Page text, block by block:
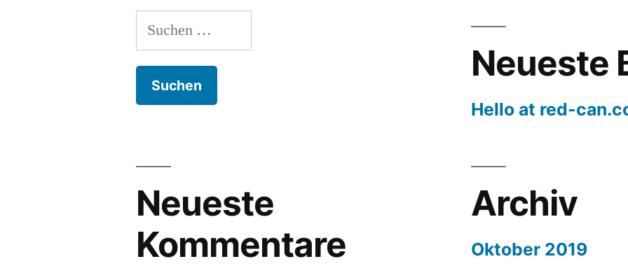
Suchen
nach:
Neueste
Hello at red-
Neueste
Kommentare
Archiv
Oktober 2019